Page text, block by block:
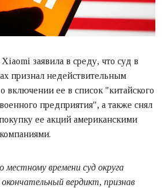
заявила в среду, что суд в
признал недействительным
включении ее в список "китайского
предприятия", а также снял
ее акций американскими
местному времени суд округа
вердикт, признав